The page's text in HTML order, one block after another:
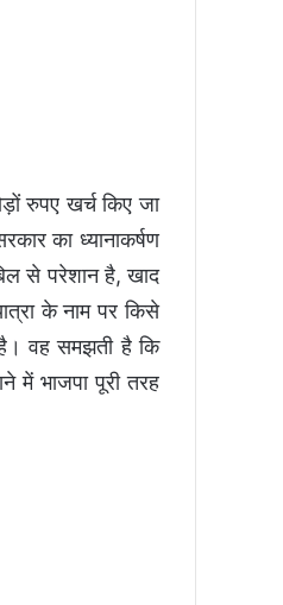
रुपए खर्च किए जा
का ध्यानाकर्षण
से परेशान है, खाद
के नाम पर किसे
वह समझती है कि
में भाजपा पूरी तरह